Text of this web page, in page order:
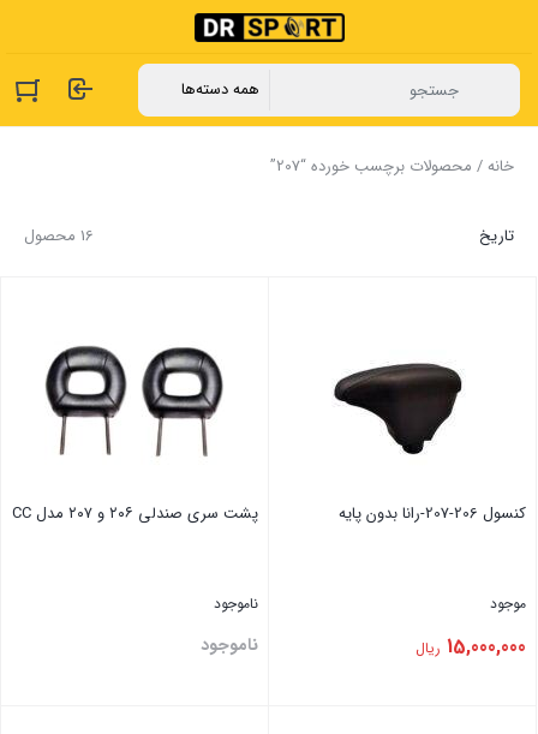
خانه/ محصولات برچسب خورده “207”
16 محصول تاریخ
‏کنسول 206-207-رانا بدون پایه
موجود
15,000,000 ریال
پشت سری صندلی ۲۰۶ و ۲۰۷ مدل CC
ناموجود
ناموجود